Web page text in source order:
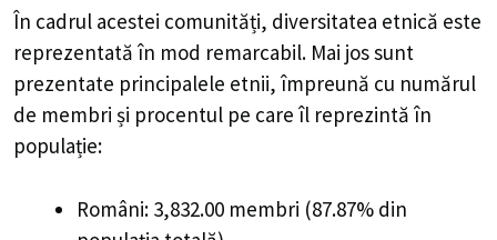
În cadrul acestei comunități, diversitatea etnică este
reprezentată în mod remarcabil. Mai jos sunt
prezentate principalele etnii, împreună cu numărul
de membri și procentul pe care îl reprezintă în
populație:
Români: 3,832.00 membri (87.87% din